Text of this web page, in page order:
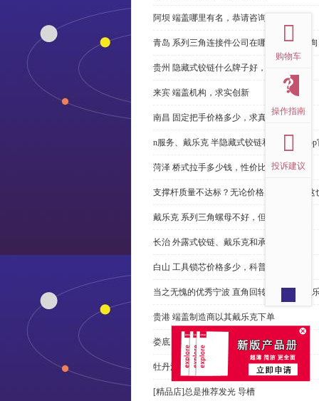
阿坝 端盖哪里有名，恭请咨询
青岛 系列三角连接件公司在哪里，免费咨询
贵州 隐藏式铰链什么牌子好，恭请来电
来宾 端盖机构，求实创新
南昌 固定把手价格多少，求真务实
n服务、戴乐克 半隐藏式铰链和米乐体育
菏泽 桥式拉手多少钱，性价比高
支撑杆质量不达标？无论价格多么便宜，这
戴乐克 系列三角螺母不好，但更好
长治 外露式铰链、戴乐克和承诺戴乐克
白山 工具锁芯价格多少，科普
当之无愧的优秀宁波 直角回转锁制造商-戴
贵港 端盖制造商以其戴乐克下单
娄底 塑料密封条、戴乐克和承诺戴乐克
牡丹江 拉手有哪些，正道经营
[精品店]总是推荐发光 导槽
购物车
操作指南
投诉建议